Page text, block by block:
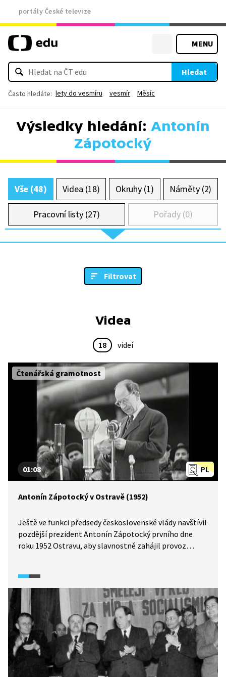
portály České televize
MENU
Hledat
Často hledáte: lety do vesmíru vesmír Měsíc
Výsledky hledání: Antonín
Zápotocký
Vše (48) Videa (18) Okruhy (1) Náměty (2)
Pracovní listy (27) Pořady (0)
Filtrovat
Videa
18 videí
Čtenářská gramotnost
PL
01:08
Antonín Zápotocký v Ostravě (1952)
Ještě ve funkci předsedy československé vlády navštívil
pozdější prezident Antonín Zápotocký prvního dne
roku 1952 Ostravu, aby slavnostně zahájil provoz